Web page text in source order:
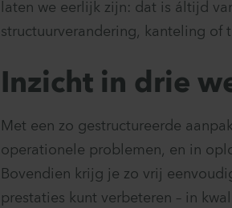
laten we eerlijk zijn: dat is áltijd
structuurverandering, kanteling of
Inzicht in drie
Met een zo gestructureerde
operationele problemen, en in
Bovendien krijg je zo vrij
prestaties kunt verbeteren – in